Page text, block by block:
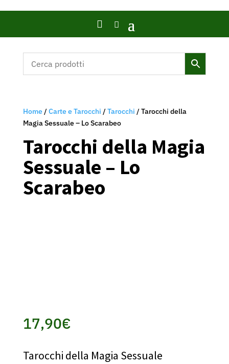

Home/Carte e Tarocchi /Tarocchi / Tarocchi della
Magia Sessuale – Lo Scarabeo
Tarocchi della Magia
Sessuale – Lo
Scarabeo
17,90€
Tarocchi della Magia Sessuale